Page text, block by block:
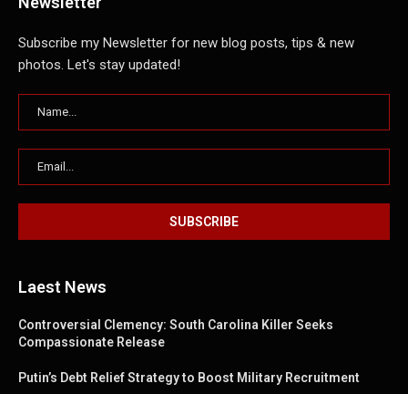
Subscribe my Newsletter for new blog posts, tips & new
photos. Let's stay updated!
Laest News
Controversial Clemency: South Carolina Killer Seeks
Compassionate Release
Putin’s Debt Relief Strategy to Boost Military Recruitment